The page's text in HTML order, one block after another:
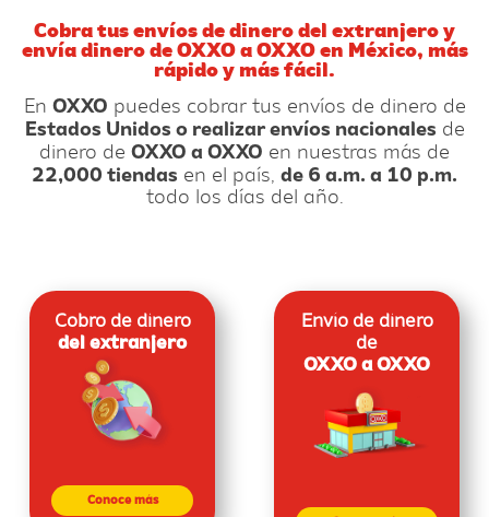
Cobra tus envíos de dinero del extranjero y
envía dinero de OXXO a OXXO en México, más
rápido y más fácil.
En OXXO puedes cobrar tus envíos de dinero de
Estados Unidos o realizar envíos nacionales de
dinero de OXXO a OXXO en nuestras más de
22,000 tiendas en el país, de 6 a.m. a 10 p.m.
todo los días del año.​​
Cobro de dinero
del extranjero
Conoce más
Envío de dinero
de
OXXO a OXXO